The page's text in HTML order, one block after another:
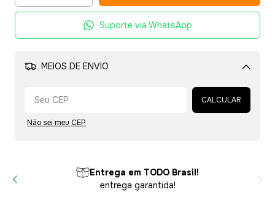
Suporte via WhatsApp
MEIOS DE ENVIO
Alterar CEP
CALCULAR
Não sei meu CEP
Entrega em TODO Brasil!
entrega garantida!